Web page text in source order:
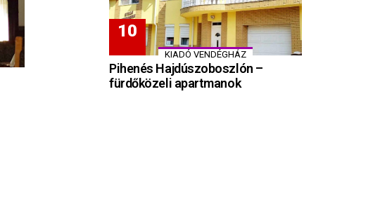
KIADÓ VENDÉGHÁZ
Pihenés Hajdúszoboszlón –
fürdőközeli apartmanok